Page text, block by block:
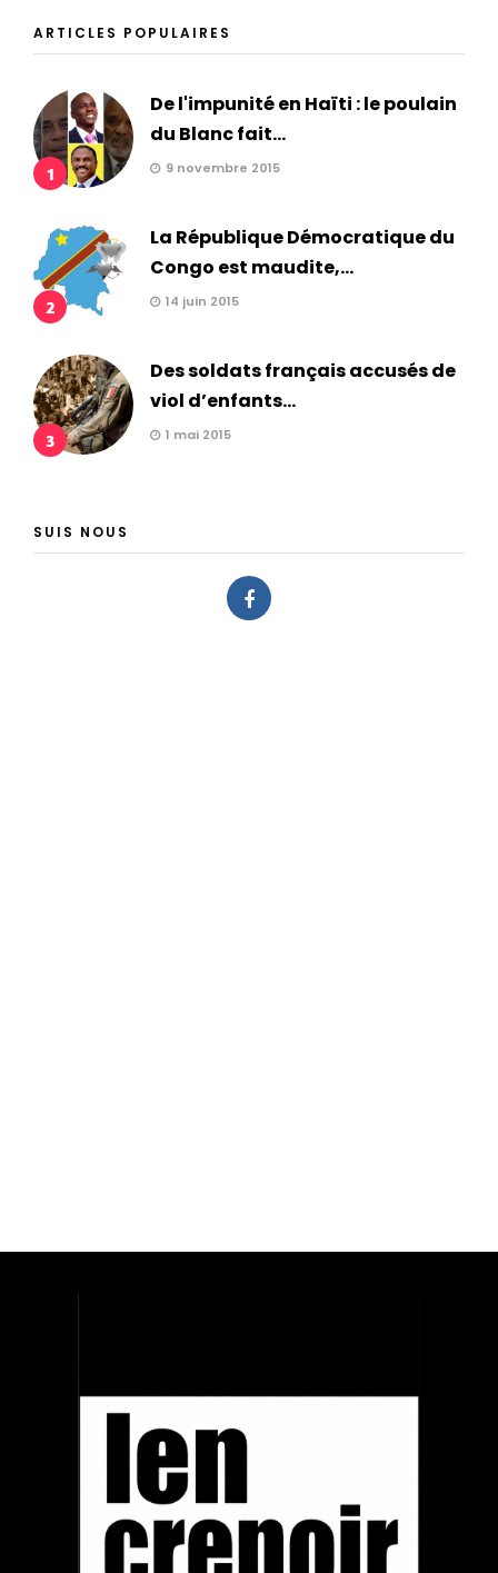
ARTICLES POPULAIRES
1
De l'impunité en Haïti : le poulain
du Blanc fait...
9 novembre 2015
2
La République Démocratique du
Congo est maudite,...
14 juin 2015
3
Des soldats français accusés de
viol d’enfants...
1 mai 2015
SUIS NOUS